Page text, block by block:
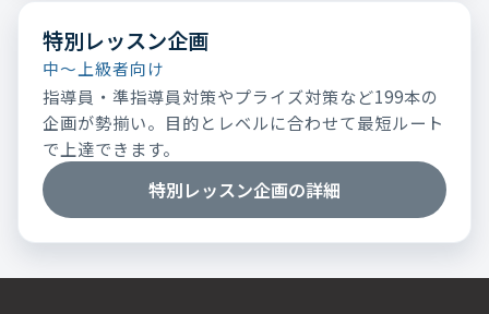
特別レッスン企画
中～上級者向け
指導員・準指導員対策やプライズ対策など199本の
企画が勢揃い。目的とレベルに合わせて最短ルート
で上達できます。
特別レッスン企画の詳細